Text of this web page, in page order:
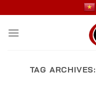
to
content
TAG ARCHIVES: